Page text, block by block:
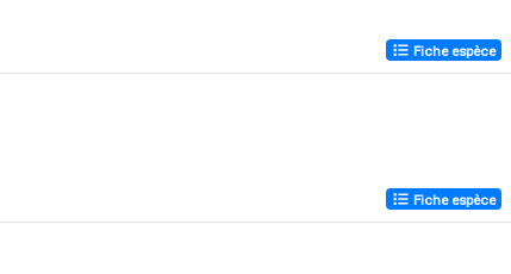
Fiche espèce
Fiche espèce